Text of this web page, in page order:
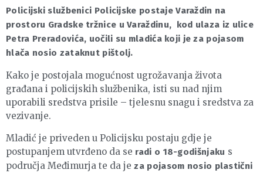
Policijski službenici Policijske postaje Varaždin na
prostoru Gradske tržnice u Varaždinu, kod ulaza iz ulice
Petra Preradovića, uočili su mladića koji je za pojasom
hlača nosio zataknut pištolj.
Kako je postojala mogućnost ugrožavanja života
građana i policijskih službenika, isti su nad njim
uporabili sredstva prisile – tjelesnu snagu i sredstva za
vezivanje.
Mladić je priveden u Policijsku postaju gdje je
postupanjem utvrđeno da se radi o 18-godišnjaku s
područja Međimurja te da jeza pojasom nosio plastični